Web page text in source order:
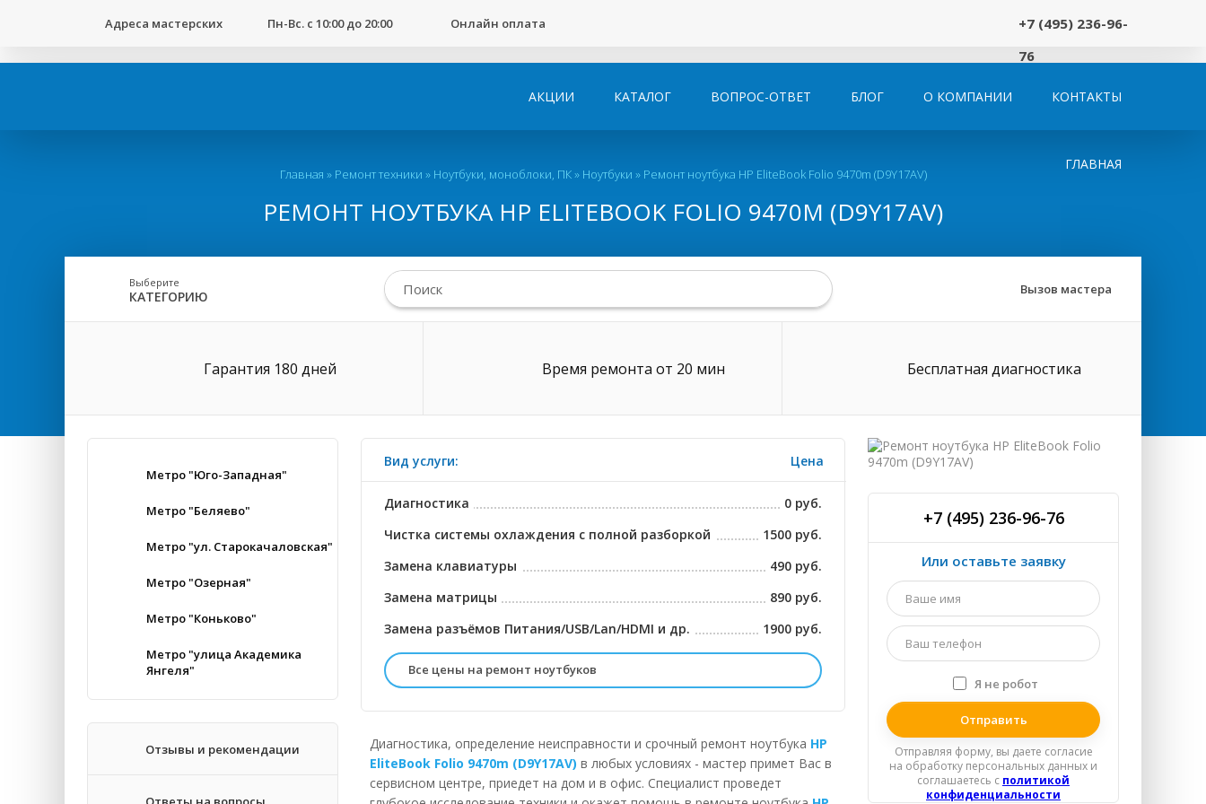
Адреса мастерских Пн-Вс. с 10:00 до 20:00 Онлайн оплата
+7 (495) 236-96-
76
КОНТАКТЫ
О КОМПАНИИ
БЛОГ
ВОПРОС-ОТВЕТ
КАТАЛОГ
АКЦИИ
ГЛАВНАЯ
Главная » Ремонт техники » Ноутбуки, моноблоки, ПК» Ноутбуки » Ремонт ноутбука HP EliteBook Folio 9470m (D9Y17AV)
РЕМОНТ НОУТБУКА HP ELITEBOOK FOLIO 9470M (D9Y17AV)
Выберите
КАТЕГОРИЮ Вызов мастера
Гарантия 180 дней Время ремонта от 20 мин Бесплатная диагностика
Метро "Юго-Западная"
Метро "Беляево"
Метро "ул. Старокачаловская"
Метро "Озерная"
Метро "Коньково"
Метро "улица Академика
Янгеля"
Отзывы и рекомендации
Вид услуги: Цена
Диагностика
0 руб.
Чистка системы охлаждения с полной разборкой
1500 руб.
Замена клавиатуры
490 руб.
Замена матрицы
890 руб.
Замена разъёмов Питания/USB/Lan/HDMI и др.
1900 руб.
Все цены на ремонт ноутбуков
Доставка в сервисный центр
БЕСПЛАТНО
Углубленная диагностика на спец. Оборудовании
2225 руб.
Экспресс чистка системы охлаждения
790 руб.
Диагностика, определение неисправности и срочный ремонт ноутбука HP
EliteBook Folio 9470m (D9Y17AV) в любых условиях - мастер примет Вас в
сервисном центре, приедет на дом и в офис. Специалист проведет
+7 (495) 236-96-76
Или оставьте заявку
Ваше
имя
Ваш
телефон
спамер
Я не робот
Отправляя форму, вы даете согласие
на обработку персональных данных и
соглашаетесь c политикой
конфиденциальности